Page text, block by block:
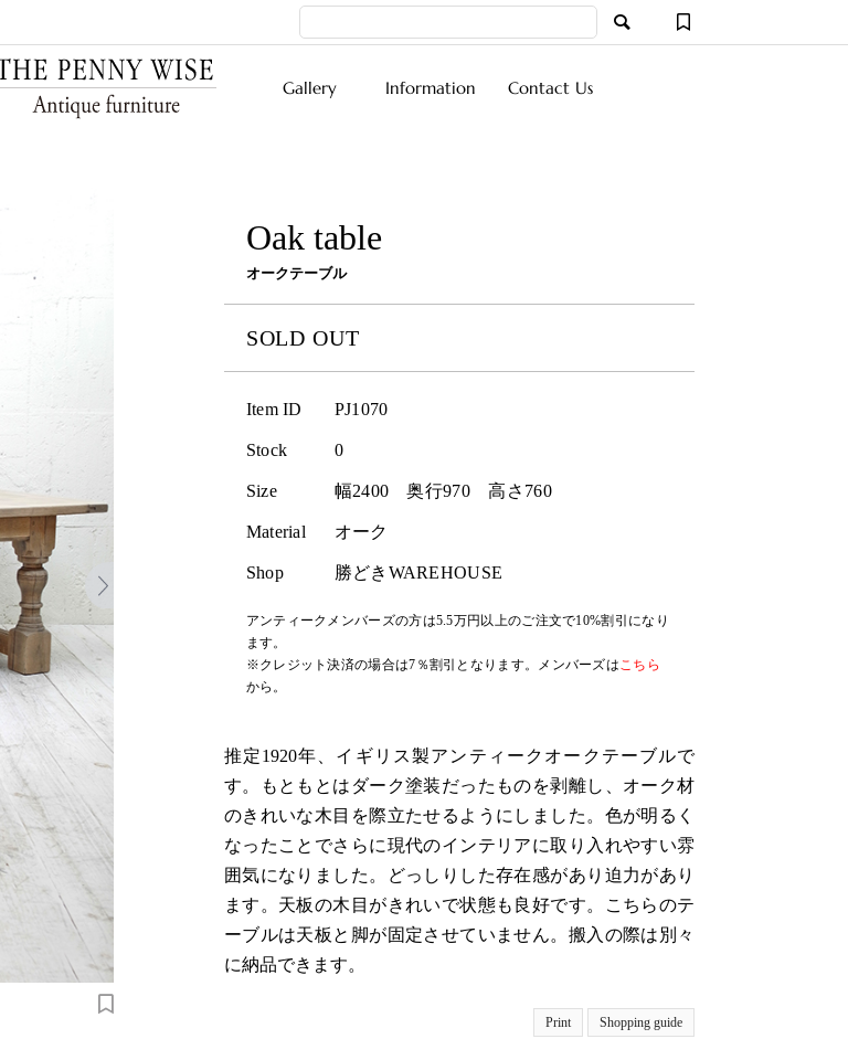
Gallery Information Contact Us
Oak table
オークテーブル
SOLD OUT
Item ID PJ1070
Stock 0
Size 幅2400 奥行970 高さ 760
Material オーク
Shop 勝どきWAREHOUSE
アンティークメンバーズの方は5.5万円以上のご注文で10%割引になり
ます。
※クレジット決済の場合は7％割引となります。メンバーズはこちら
から。
推定1920年、イギリス製アンティークオークテーブルで
す。もともとはダーク塗装だったものを剥離し、オーク材
のきれいな木目を際立たせるようにしました。色が明るく
なったことでさらに現代のインテリアに取り入れやすい雰
囲気になりました。どっしりした存在感があり迫力があり
ます。天板の木目がきれいで状態も良好です。こちらのテ
ーブルは天板と脚が固定させていません。搬入の際は別々
に納品できます。
Print Shopping guide